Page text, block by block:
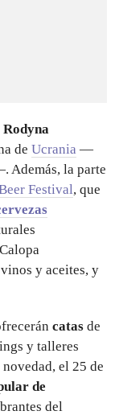
Rodyna
de Ucrania —
Además, la parte
Festival, que
y aceites, y
catas de
y talleres
el 25 de
de
del